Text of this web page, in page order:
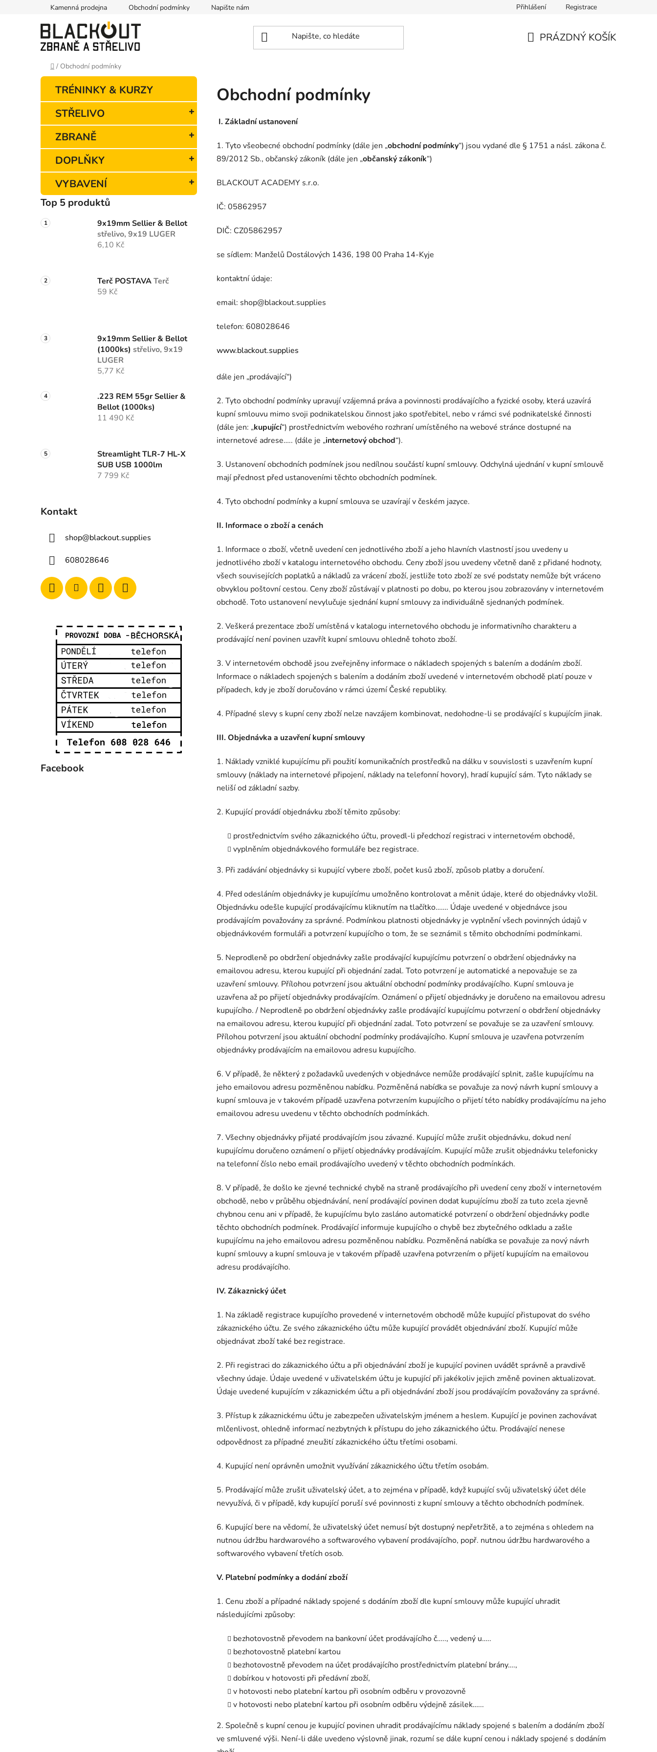
Kamenná prodejna Obchodní podmínky Napište nám Přihlášení Registrace
PRÁZDNÝ KOŠÍK
Domů
/ Obchodní podmínky
P
s
a
n
p
a
n
Přeskočit
kategorie
K
t
g
r
e
TRÉNINKY & KURZY
STŘELIVO
ZBRANĚ
DOPLŇKY
VYBAVENÍ
Top 5 produktů
9x19mm Sellier & Bellot
střelivo, 9x19 LUGER
6,10 Kč
Terč POSTAVATerč
59 Kč
9x19mm Sellier & Bellot
(1000ks) střelivo, 9x19
LUGER
5,77 Kč
.223 REM 55gr Sellier &
Bellot (1000ks)
11 490 Kč
Streamlight TLR-7 HL-X
SUB USB 1000lm
7 799 Kč
Kontakt
shop@blackout.supplies
608028646
Facebook
Obchodní podmínky
I. Základní ustanovení
1. Tyto všeobecné obchodní podmínky (dále jen „obchodní podmínky“) jsou vydané dle § 1751 a násl. zákona č.
89/2012 Sb., občanský zákoník (dále jen „občanský zákoník“)
BLACKOUT ACADEMY s.r.o.
IČ: 05862957
DIČ: CZ05862957
se sídlem: Manželů Dostálových 1436, 198 00 Praha 14-Kyje
kontaktní údaje:
email: shop@blackout.supplies
telefon: 608028646
www.blackout.supplies
dále jen „prodávající“)
2. Tyto obchodní podmínky upravují vzájemná práva a povinnosti prodávajícího a fyzické osoby, která uzavírá
kupní smlouvu mimo svoji podnikatelskou činnost jako spotřebitel, nebo v rámci své podnikatelské činnosti
(dále jen: „kupující“) prostřednictvím webového rozhraní umístěného na webové stránce dostupné na
internetové adrese….. (dále je „internetový obchod“).
3. Ustanovení obchodních podmínek jsou nedílnou součástí kupní smlouvy. Odchylná ujednání v kupní smlouvě
mají přednost před ustanoveními těchto obchodních podmínek.
4. Tyto obchodní podmínky a kupní smlouva se uzavírají v českém jazyce.
II. Informace o zboží a cenách
1. Informace o zboží, včetně uvedení cen jednotlivého zboží a jeho hlavních vlastností jsou uvedeny u
jednotlivého zboží v katalogu internetového obchodu. Ceny zboží jsou uvedeny včetně daně z přidané hodnoty,
všech souvisejících poplatků a nákladů za vrácení zboží, jestliže toto zboží ze své podstaty nemůže být vráceno
obvyklou poštovní cestou. Ceny zboží zůstávají v platnosti po dobu, po kterou jsou zobrazovány v internetovém
obchodě. Toto ustanovení nevylučuje sjednání kupní smlouvy za individuálně sjednaných podmínek.
2. Veškerá prezentace zboží umístěná v katalogu internetového obchodu je informativního charakteru a
prodávající není povinen uzavřít kupní smlouvu ohledně tohoto zboží.
3. V internetovém obchodě jsou zveřejněny informace o nákladech spojených s balením a dodáním zboží.
Informace o nákladech spojených s balením a dodáním zboží uvedené v internetovém obchodě platí pouze v
případech, kdy je zboží doručováno v rámci území České republiky.
4. Případné slevy s kupní ceny zboží nelze navzájem kombinovat, nedohodne-li se prodávající s kupujícím jinak.
III. Objednávka a uzavření kupní smlouvy
1. Náklady vzniklé kupujícímu při použití komunikačních prostředků na dálku v souvislosti s uzavřením kupní
smlouvy (náklady na internetové připojení, náklady na telefonní hovory), hradí kupující sám. Tyto náklady se
neliší od základní sazby.
2. Kupující provádí objednávku zboží těmito způsoby:
prostřednictvím svého zákaznického účtu, provedl-li předchozí registraci v internetovém obchodě,
vyplněním objednávkového formuláře bez registrace.
3. Při zadávání objednávky si kupující vybere zboží, počet kusů zboží, způsob platby a doručení.
4. Před odesláním objednávky je kupujícímu umožněno kontrolovat a měnit údaje, které do objednávky vložil.
Objednávku odešle kupující prodávajícímu kliknutím na tlačítko……. Údaje uvedené v objednávce jsou
prodávajícím považovány za správné. Podmínkou platnosti objednávky je vyplnění všech povinných údajů v
objednávkovém formuláři a potvrzení kupujícího o tom, že se seznámil s těmito obchodními podmínkami.
5. Neprodleně po obdržení objednávky zašle prodávající kupujícímu potvrzení o obdržení objednávky na
emailovou adresu, kterou kupující při objednání zadal. Toto potvrzení je automatické a nepovažuje se za
uzavření smlouvy. Přílohou potvrzení jsou aktuální obchodní podmínky prodávajícího. Kupní smlouva je
uzavřena až po přijetí objednávky prodávajícím. Oznámení o přijetí objednávky je doručeno na emailovou adresu
kupujícího. / Neprodleně po obdržení objednávky zašle prodávající kupujícímu potvrzení o obdržení objednávky
na emailovou adresu, kterou kupující při objednání zadal. Toto potvrzení se považuje se za uzavření smlouvy.
Přílohou potvrzení jsou aktuální obchodní podmínky prodávajícího. Kupní smlouva je uzavřena potvrzením
objednávky prodávajícím na emailovou adresu kupujícího.
6. V případě, že některý z požadavků uvedených v objednávce nemůže prodávající splnit, zašle kupujícímu na
jeho emailovou adresu pozměněnou nabídku. Pozměněná nabídka se považuje za nový návrh kupní smlouvy a
kupní smlouva je v takovém případě uzavřena potvrzením kupujícího o přijetí této nabídky prodávajícímu na jeho
emailovou adresu uvedenu v těchto obchodních podmínkách.
7. Všechny objednávky přijaté prodávajícím jsou závazné. Kupující může zrušit objednávku, dokud není
kupujícímu doručeno oznámení o přijetí objednávky prodávajícím. Kupující může zrušit objednávku telefonicky
na telefonní číslo nebo email prodávajícího uvedený v těchto obchodních podmínkách.
8. V případě, že došlo ke zjevné technické chybě na straně prodávajícího při uvedení ceny zboží v internetovém
obchodě, nebo v průběhu objednávání, není prodávající povinen dodat kupujícímu zboží za tuto zcela zjevně
chybnou cenu ani v případě, že kupujícímu bylo zasláno automatické potvrzení o obdržení objednávky podle
těchto obchodních podmínek. Prodávající informuje kupujícího o chybě bez zbytečného odkladu a zašle
kupujícímu na jeho emailovou adresu pozměněnou nabídku. Pozměněná nabídka se považuje za nový návrh
kupní smlouvy a kupní smlouva je v takovém případě uzavřena potvrzením o přijetí kupujícím na emailovou
adresu prodávajícího.
IV. Zákaznický účet
1. Na základě registrace kupujícího provedené v internetovém obchodě může kupující přistupovat do svého
zákaznického účtu. Ze svého zákaznického účtu může kupující provádět objednávání zboží. Kupující může
objednávat zboží také bez registrace.
2. Při registraci do zákaznického účtu a při objednávání zboží je kupující povinen uvádět správně a pravdivě
všechny údaje. Údaje uvedené v uživatelském účtu je kupující při jakékoliv jejich změně povinen aktualizovat.
Údaje uvedené kupujícím v zákaznickém účtu a při objednávání zboží jsou prodávajícím považovány za správné.
3. Přístup k zákaznickému účtu je zabezpečen uživatelským jménem a heslem. Kupující je povinen zachovávat
mlčenlivost, ohledně informací nezbytných k přístupu do jeho zákaznického účtu. Prodávající nenese
odpovědnost za případné zneužití zákaznického účtu třetími osobami.
4. Kupující není oprávněn umožnit využívání zákaznického účtu třetím osobám.
5. Prodávající může zrušit uživatelský účet, a to zejména v případě, když kupující svůj uživatelský účet déle
nevyužívá, či v případě, kdy kupující poruší své povinnosti z kupní smlouvy a těchto obchodních podmínek.
6. Kupující bere na vědomí, že uživatelský účet nemusí být dostupný nepřetržitě, a to zejména s ohledem na
nutnou údržbu hardwarového a softwarového vybavení prodávajícího, popř. nutnou údržbu hardwarového a
softwarového vybavení třetích osob.
V. Platební podmínky a dodání zboží
1. Cenu zboží a případné náklady spojené s dodáním zboží dle kupní smlouvy může kupující uhradit
následujícími způsoby:
bezhotovostně převodem na bankovní účet prodávajícího č….., vedený u…..
bezhotovostně platební kartou
bezhotovostně převodem na účet prodávajícího prostřednictvím platební brány….,
dobírkou v hotovosti při předávní zboží,
v hotovosti nebo platební kartou při osobním odběru v provozovně
v hotovosti nebo platební kartou při osobním odběru výdejně zásilek…...
2. Společně s kupní cenou je kupující povinen uhradit prodávajícímu náklady spojené s balením a dodáním zboží
ve smluvené výši. Není-li dále uvedeno výslovně jinak, rozumí se dále kupní cenou i náklady spojené s dodáním